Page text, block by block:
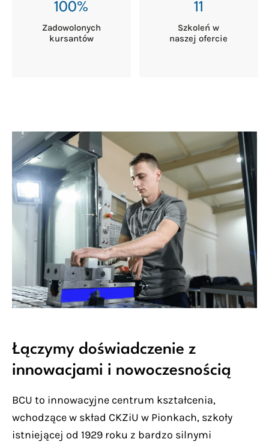
100%
Zadowolonych
kursantów
11
Szkoleń w
naszej ofercie
Łączymy doświadczenie z
innowacjami i nowoczesnością
BCU to innowacyjne centrum kształcenia,
wchodzące w skład CKZiU w Pionkach, szkoły
istniejącej od 1929 roku z bardzo silnymi